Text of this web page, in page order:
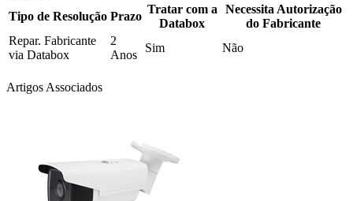
Tipo de Resolução Prazo
Tratar com a
Databox
Necessita Autorização
do Fabricante
Repar. Fabricante
via Databox
2
Anos
Sim Não
Artigos Associados